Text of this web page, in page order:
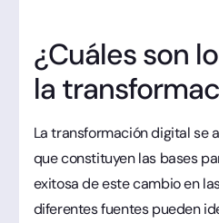
¿Cuáles son
la
La transformación digital se
que constituyen las bases
exitosa de este cambio en
diferentes fuentes pueden